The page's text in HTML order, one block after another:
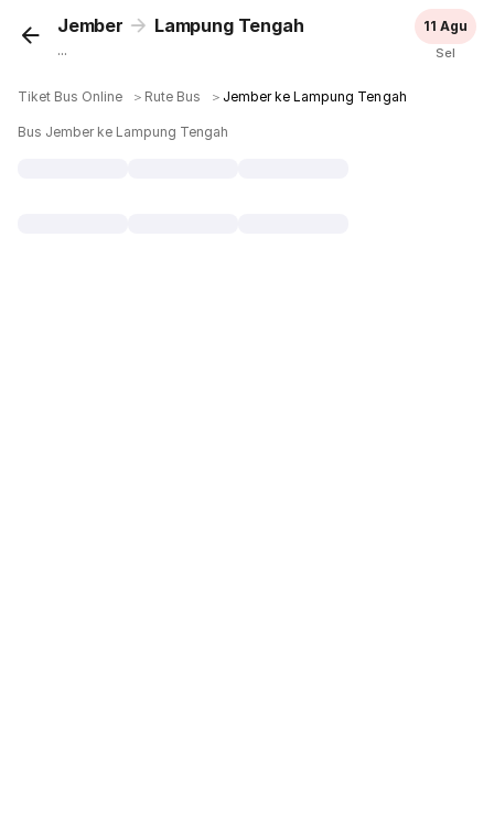
Jember Lampung Tengah
...
11 Agu
Sel
Tiket Bus Online ＞ Rute Bus ＞ Jember ke Lampung Tengah
Bus Jember ke Lampung Tengah